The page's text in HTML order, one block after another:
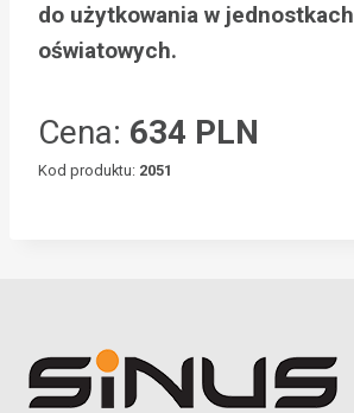
do użytkowania w jednostkach
oświatowych.
Cena: 634 PLN
Kod produktu: 2051